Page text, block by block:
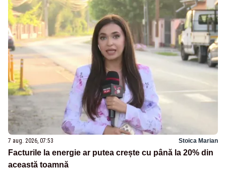
7 aug. 2026, 07:53 Stoica Marian
Facturile la energie ar putea crește cu până la 20% din
această toamnă